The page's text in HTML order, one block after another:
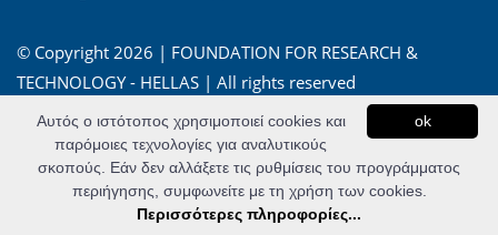
© Copyright 2026 | FOUNDATION FOR RESEARCH &
TECHNOLOGY - HELLAS | All rights reserved
'Οροι Χρήσης|Πολιτική Απορρήτου
Powered byApogee Information Systems
ok
Αυτός ο ιστότοπος χρησιμοποιεί cookies και
παρόμοιες τεχνολογίες για αναλυτικούς
σκοπούς. Εάν δεν αλλάξετε τις ρυθμίσεις του προγράμματος
περιήγησης, συμφωνείτε με τη χρήση των cookies.
Περισσότερες πληροφορίες...